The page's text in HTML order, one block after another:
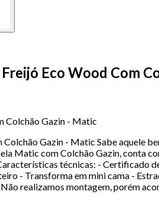
Eco Wood Com
Colchão Gazin - Matic
Gazin - Matic Sabe aquele
Matic com Colchão Gazin, conta
técnicas: -
- Transforma em mini cama -
realizamos montagem, porém